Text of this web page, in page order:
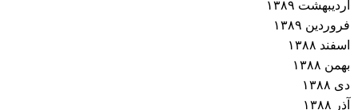
اردیبهشت ۱۳۸۹
فروردین ۱۳۸۹
اسفند ۱۳۸۸
بهمن ۱۳۸۸
دی ۱۳۸۸
آذر ۱۳۸۸